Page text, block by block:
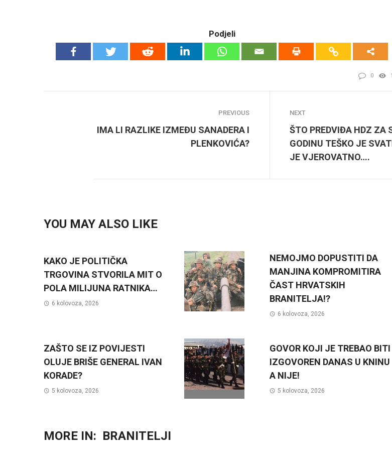
Podjeli
0
PREVIOUS
IMA LI RAZLIKE IZMEĐU SANADERA I
PLENKOVIĆA?
NEXT
ŠTO PREDVIĐA HDZ ZA
GODINU TEŠKO JE
JE VJEROVATNO….
YOU MAY ALSO LIKE
KAKO JE POLITIČKA
TRGOVINA STVORILA MIT O
POLA MILIJUNA RATNIKA…
6 kolovoza, 2026
NEMOJMO DOPUSTITI DA
MANJINA KOMPROMITIRA
ČAST HRVATSKIH
BRANITELJA!?
6 kolovoza, 2026
ZAŠTO SE IZ POVIJESTI
OLUJE BRIŠE GENERAL IVAN
KORADE?
5 kolovoza, 2026
GOVOR KOJI JE TREBAO BITI
IZGOVOREN DANAS U KNINU
A NIJE!
5 kolovoza, 2026
MORE IN: BRANITELJI